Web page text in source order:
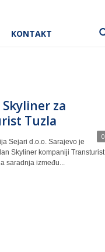
KONTAKT
za
Tuzla
0
Sejari d.o.o. Sarajevo je
Skyliner kompaniji Transturist
saradnja između...